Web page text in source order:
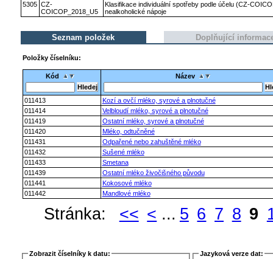
5305 CZ-
COICOP_2018_U5
Klasifikace individuální spotřeby podle účelu (CZ-
nealkoholické nápoje
Seznam položek Doplňující
Položky číselníku:
Kód Název
011413
Kozí a ovčí mléko, syrové a plnotučné
011414
Velbloudí mléko, syrové a plnotučné
011419
Ostatní mléko, syrové a plnotučné
011420
Mléko, odtučněné
011431
Odpařené nebo zahuštěné mléko
011432
Sušené mléko
011433
Smetana
011439
Ostatní mléko živočišného původu
011441
Kokosové mléko
011442
Mandlové mléko
Stránka: << < ... 5 6 7 8 9
Zobrazit číselníky k datu:
Jazyková verze dat: